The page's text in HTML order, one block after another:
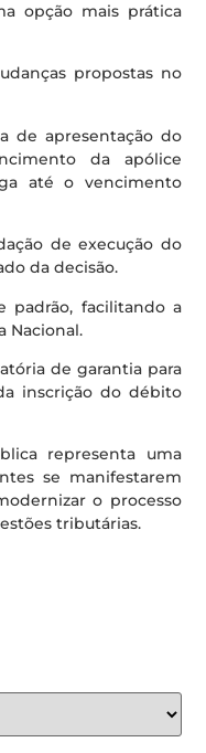
opção mais prática
propostas no
apresentação do
da apólice
até o vencimento
de execução do
da decisão.
facilitando a
Nacional.
de garantia para
inscrição do débito
representa uma
se manifestarem
o processo
tributárias.